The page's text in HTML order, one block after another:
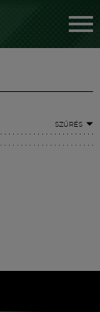
SZŰRÉS